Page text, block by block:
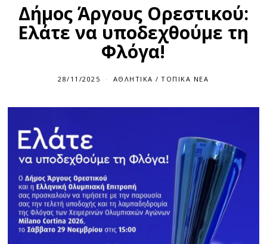
Δήμος Άργους Ορεστικού:
Ελάτε να υποδεχθούμε τη
Φλόγα!
28/11/2025 ΑΘΛΗΤΙΚΆ / ΤΟΠΙΚΆ ΝΈΑ